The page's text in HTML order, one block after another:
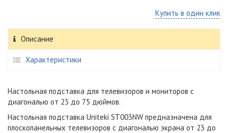
Купить в один клик
Описание
Характеристики
Настольная подставка для телевизоров и мониторов с
диагональю от 23 до 75 дюймов.
Настольная подставка Uniteki ST003NW предназначена для
плоскопанельных телевизоров с диагональю экрана от 23 до